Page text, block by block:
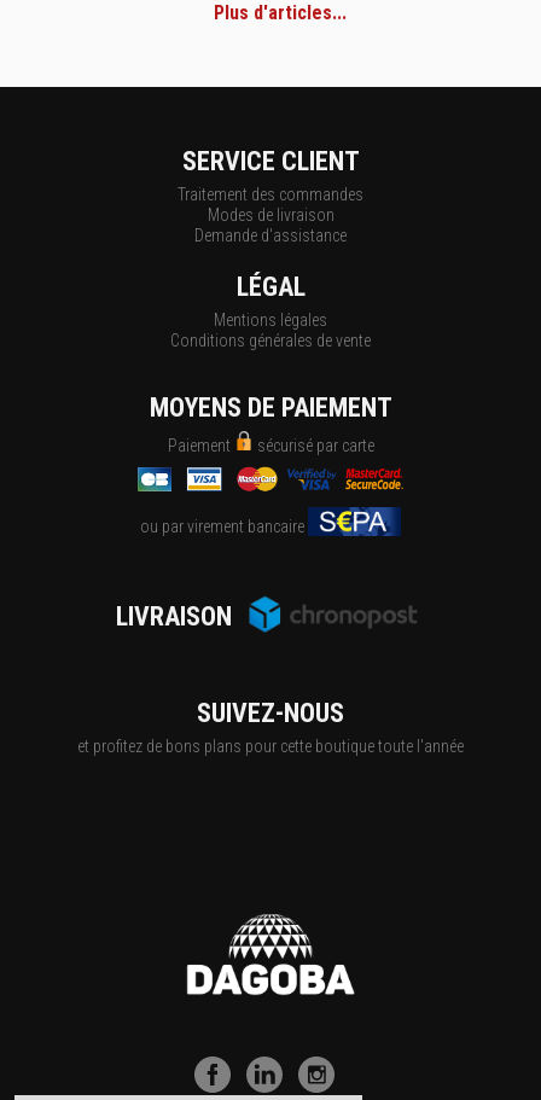
Plus d'articles...
SERVICE CLIENT
Traitement des commandes
Modes de livraison
Demande d'assistance
LÉGAL
Mentions légales
Conditions générales de vente
MOYENS DE PAIEMENT
Paiement sécurisé par carte
ou par virement bancaire
LIVRAISON
SUIVEZ-NOUS
et profitez de bons plans pour cette boutique toute l'année